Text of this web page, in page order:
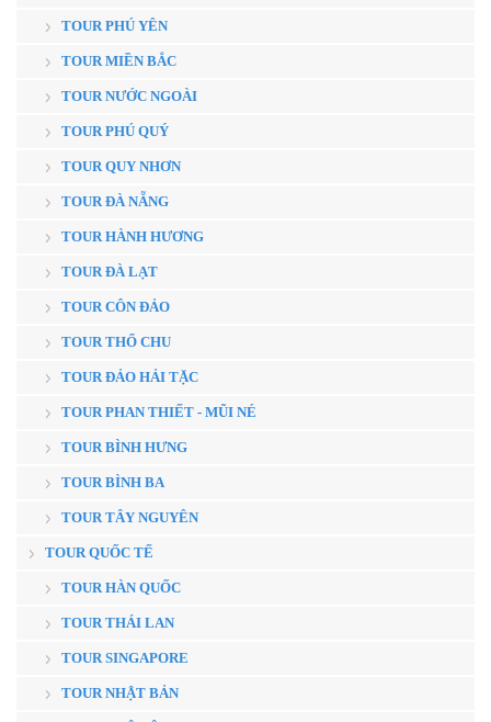
TOUR PHÚ YÊN
TOUR MIỀN BẮC
TOUR NƯỚC NGOÀI
TOUR PHÚ QUÝ
TOUR QUY NHƠN
TOUR ĐÀ NẴNG
TOUR HÀNH HƯƠNG
TOUR ĐÀ LẠT
TOUR CÔN ĐẢO
TOUR THỔ CHU
TOUR ĐẢO HẢI TẶC
TOUR PHAN THIẾT - MŨI NÉ
TOUR BÌNH HƯNG
TOUR BÌNH BA
TOUR TÂY NGUYÊN
TOUR QUỐC TẾ
TOUR HÀN QUỐC
TOUR THÁI LAN
TOUR SINGAPORE
TOUR NHẬT BẢN